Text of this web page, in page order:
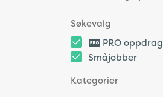
Søkevalg
PRO oppdrag
Småjobber
Kategorier